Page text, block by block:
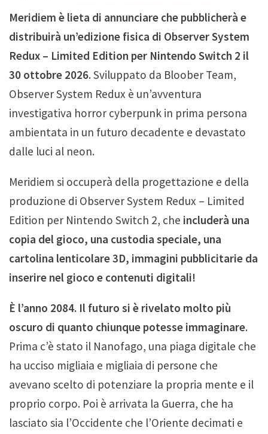
Meridiem è lieta di annunciare che pubblicherà e
distribuirà un’edizione fisica di Observer System
Redux – Limited Edition per Nintendo Switch 2 il
30 ottobre 2026. Sviluppato da Bloober Team,
Observer System Redux è un’avventura
investigativa horror cyberpunk in prima persona
ambientata in un futuro decadente e devastato
dalle luci al neon.
Meridiem si occuperà della progettazione e della
produzione di Observer System Redux – Limited
Edition per Nintendo Switch 2, che includerà una
copia del gioco, una custodia speciale, una
cartolina lenticolare 3D, immagini pubblicitarie da
inserire nel gioco e contenuti digitali!
È l’anno 2084. Il futuro si è rivelato molto più
oscuro di quanto chiunque potesse immaginare.
Prima c’è stato il Nanofago, una piaga digitale che
ha ucciso migliaia e migliaia di persone che
avevano scelto di potenziare la propria mente e il
proprio corpo. Poi è arrivata la Guerra, che ha
lasciato sia l’Occidente che l’Oriente decimati e